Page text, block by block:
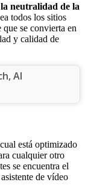
neutralidad de la
todos los sitios
se convierta en
y calidad de
AI
está optimizado
cualquier otro
se encuentra el
de vídeo